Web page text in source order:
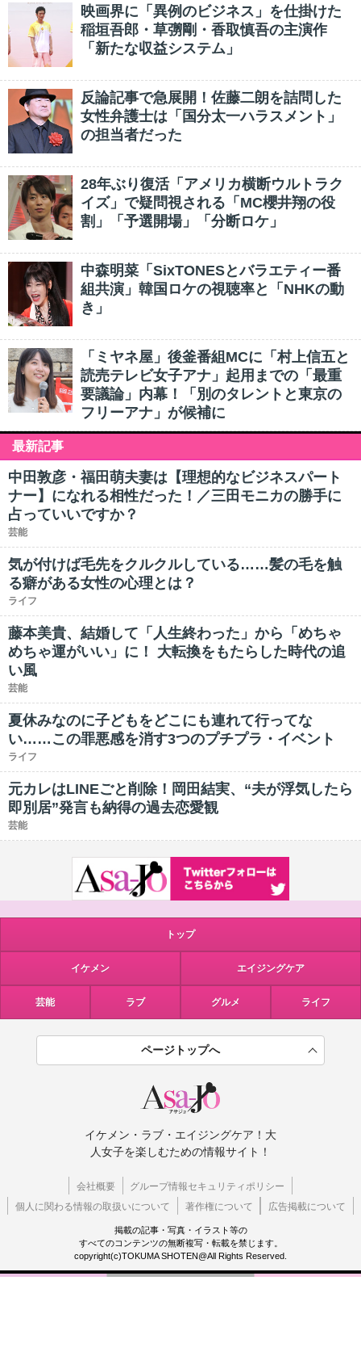
映画界に「異例のビジネス」を仕掛けた
稲垣吾郎・草彅剛・香取慎吾の主演作
「新たな収益システム」
反論記事で急展開！佐藤二朗を詰問した
女性弁護士は「国分太一ハラスメント」
の担当者だった
28年ぶり復活「アメリカ横断ウルトラク
イズ」で疑問視される「MC櫻井翔の役
割」「予選開場」「分断ロケ」
中森明菜「SixTONESとバラエティー番
組共演」韓国ロケの視聴率と「NHKの動
き」
「ミヤネ屋」後釜番組MCに「村上信五と
読売テレビ女子アナ」起用までの「最重
要議論」内幕！「別のタレントと東京の
フリーアナ」が候補に
最新記事
中田敦彦・福田萌夫妻は【理想的なビジネスパート
ナー】になれる相性だった！／三田モニカの勝手に
占っていいですか？
芸能
気が付けば毛先をクルクルしている……髪の毛を触
る癖がある女性の心理とは？
ライフ
藤本美貴、結婚して「人生終わった」から「めちゃ
めちゃ運がいい」に！ 大転換をもたらした時代の追
い風
芸能
夏休みなのに子どもをどこにも連れて行ってな
い……この罪悪感を消す3つのプチプラ・イベント
ライフ
元カレはLINEごと削除！岡田結実、“夫が浮気したら
即別居”発言も納得の過去恋愛観
芸能
トップ
イケメン エイジングケア
芸能 ラブ グルメ ライフ
ページトップへ
イケメン・ラブ・エイジングケア！大
人女子を楽しむための情報サイト！
会社概要
グループ情報セキュリティポリシー
個人に関わる情報の取扱いについて
著作権について 広告掲載について
掲載の記事・写真・イラスト等の
すべてのコンテンツの無断複写・転載を禁じます。
copyright(c)TOKUMA SHOTEN@All Rights Reserved.